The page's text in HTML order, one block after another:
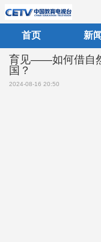
首页 新闻
育见——如何借自
国？
2024-08-16 20:50